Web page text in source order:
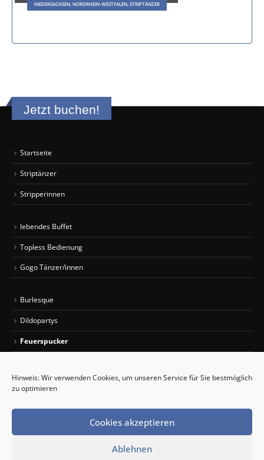
Hinweis: Wir verwenden Cookies, um unseren Service für Sie bestmöglich
zu optimieren
Cookies akzeptieren
Ablehnen
NIEDERSACHSEN, NORDRHEIN-WESTFALEN, STRIPTÄNZER
Jetzt buchen!
Startseite
Striptänzer
Stripperinnen
lebendes Buffet
Topless Bedienung
Gogo Tänzer/innen
Burlesque
Dildopartys
Feuerspucker
Sexy Car Wash
Partybus mieten